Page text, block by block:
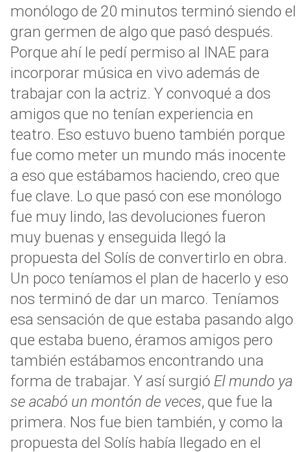
monólogo de 20 minutos terminó siendo el
gran germen de algo que pasó después.
Porque ahí le pedí permiso al INAE para
incorporar música en vivo además de
trabajar con la actriz. Y convoqué a dos
amigos que no tenían experiencia en
teatro. Eso estuvo bueno también porque
fue como meter un mundo más inocente
a eso que estábamos haciendo, creo que
fue clave. Lo que pasó con ese monólogo
fue muy lindo, las devoluciones fueron
muy buenas y enseguida llegó la
propuesta del Solís de convertirlo en obra.
Un poco teníamos el plan de hacerlo y eso
nos terminó de dar un marco. Teníamos
esa sensación de que estaba pasando algo
que estaba bueno, éramos amigos pero
también estábamos encontrando una
forma de trabajar. Y así surgió El mundo ya
se acabó un montón de veces, que fue la
primera. Nos fue bien también, y como la
propuesta del Solís había llegado en el